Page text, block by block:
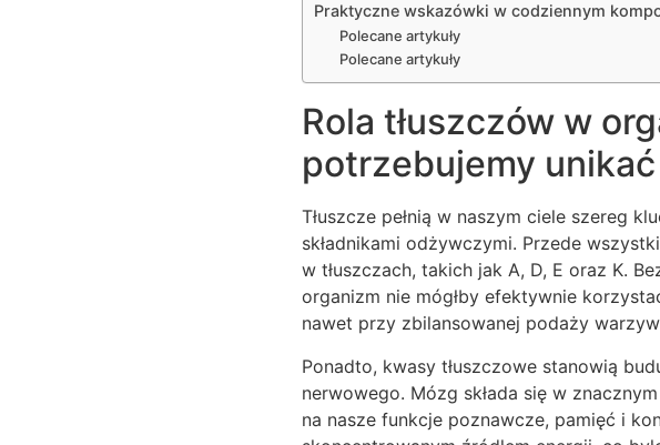
Praktyczne wskazówki w codziennym
Polecane artykuły
Polecane artykuły
Rola tłuszczów w
potrzebujemy unikać
Tłuszcze pełnią w naszym ciele szereg
składnikami odżywczymi. Przede
w tłuszczach, takich jak A, D, E oraz K.
organizm nie mógłby efektywnie
nawet przy zbilansowanej podaży
Ponadto, kwasy tłuszczowe stanowią
nerwowego. Mózg składa się w
na nasze funkcje poznawcze, pamięć i